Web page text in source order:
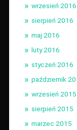
wrzesień 2016
sierpień 2016
maj 2016
luty 2016
styczeń 2016
październik
wrzesień 2015
sierpień 2015
marzec 2015